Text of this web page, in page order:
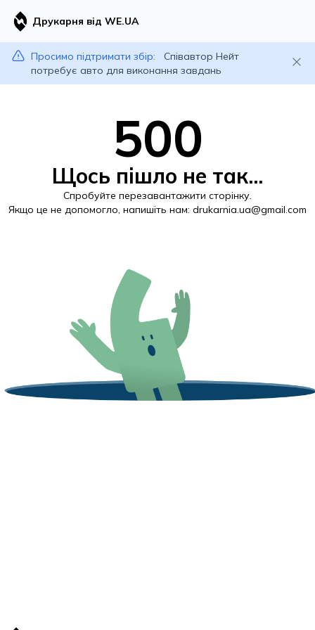
Друкарня від WE.UA
Просимо підтримати збір:
Співавтор Нейт
потребує авто для виконання завдань
500
Щось пішло не так...
Спробуйте перезавантажити сторінку.
Якщо це не допомогло, напишіть нам: drukarnia.ua@gmail.com